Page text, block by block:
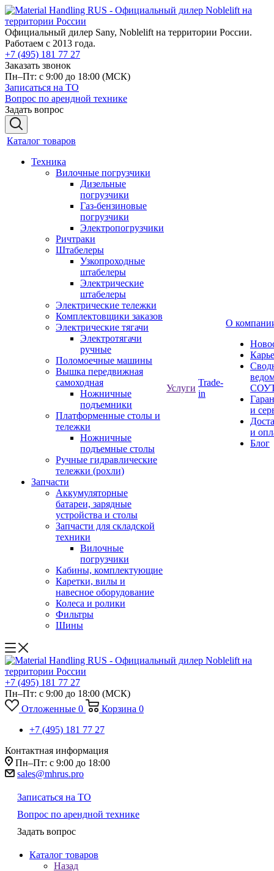
Официальный дилер Sany, Noblelift на территории России.
Работаем с 2013 года.
+7 (495) 181 77 27
Заказать звонок
Пн–Пт: с 9:00 до 18:00 (МСК)
Записаться на ТО
Вопрос по арендной технике
Задать вопрос
Каталог товаров
Техника
Вилочные погрузчики
Дизельные
погрузчики
Газ-бензиновые
погрузчики
Электропогрузчики
Ричтраки
Штабелеры
Узкопроходные
штабелеры
Электрические
штабелеры
Электрические тележки
Комплектовщики заказов
Электрические тягачи
Электротягачи
ручные
Поломоечные машины
Вышка передвижная
самоходная
Ножничные
подъемники
Платформенные столы и
тележки
Ножничные
подъемные столы
Ручные гидравлические
тележки (рохли)
Запчасти
Аккумуляторные
батареи, зарядные
устройства и столы
Запчасти для складской
техники
Вилочные
погрузчики
Кабины, комплектующие
Каретки, вилы и
навесное оборудование
Колеса и ролики
Фильтры
Шины
Услуги
Trade-
in
О
и
и
Блог
+7 (495) 181 77 27
Пн–Пт: с 9:00 до 18:00 (МСК)
Отложенные 0 Корзина 0
+7 (495) 181 77 27
Контактная информация
Пн–Пт: с 9:00 до 18:00
sales@mhrus.pro
Записаться на ТО
Вопрос по арендной технике
Задать вопрос
Каталог товаров
Назад